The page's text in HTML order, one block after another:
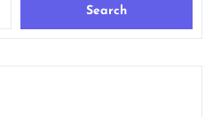
Search